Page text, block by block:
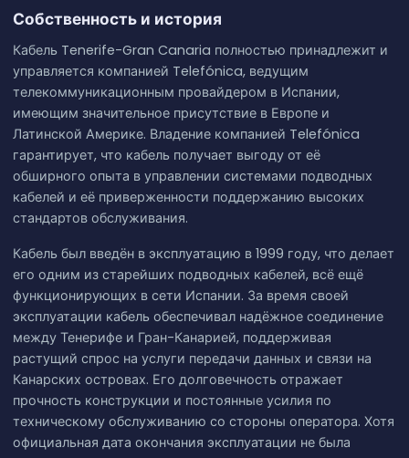
Собственность и история
Кабель Tenerife-Gran Canaria полностью принадлежит и
управляется компанией Telefónica, ведущим
телекоммуникационным провайдером в Испании,
имеющим значительное присутствие в Европе и
Латинской Америке. Владение компанией Telefónica
гарантирует, что кабель получает выгоду от её
обширного опыта в управлении системами подводных
кабелей и её приверженности поддержанию высоких
стандартов обслуживания.
Кабель был введён в эксплуатацию в 1999 году, что делает
его одним из старейших подводных кабелей, всё ещё
функционирующих в сети Испании. За время своей
эксплуатации кабель обеспечивал надёжное соединение
между Тенерифе и Гран-Канарией, поддерживая
растущий спрос на услуги передачи данных и связи на
Канарских островах. Его долговечность отражает
прочность конструкции и постоянные усилия по
техническому обслуживанию со стороны оператора. Хотя
официальная дата окончания эксплуатации не была